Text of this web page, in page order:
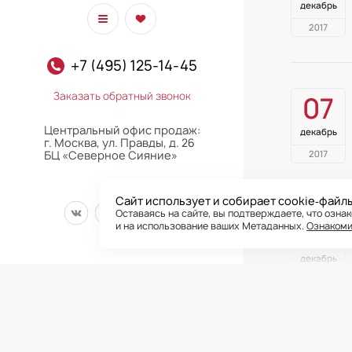
+7 (495) 125-14-45
Заказать обратный звонок
Центральный офис продаж:
г. Москва, ул. Правды, д. 26
БЦ «Северное Сияние»
декабрь
2017
07
декабрь
2017
02
декабрь
Сайт использует и собирает
Оставаясь на сайте, вы подтверждаете, что
и на использование ваших Метаданных.